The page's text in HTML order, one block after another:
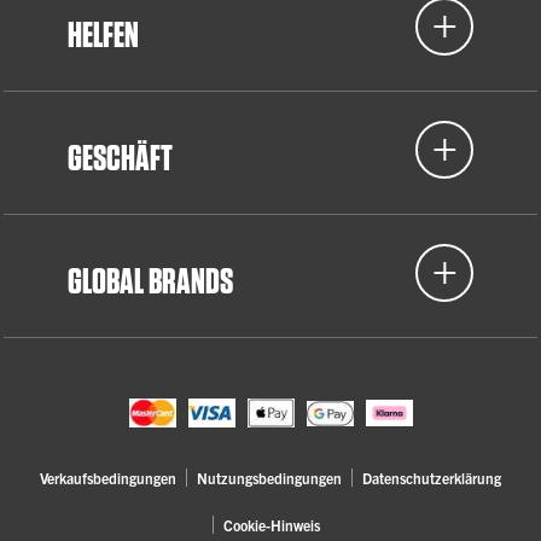
HELFEN
GESCHÄFT
GLOBAL BRANDS
Verkaufsbedingungen Nutzungsbedingungen Datenschutzerklärung
Cookie-Hinweis